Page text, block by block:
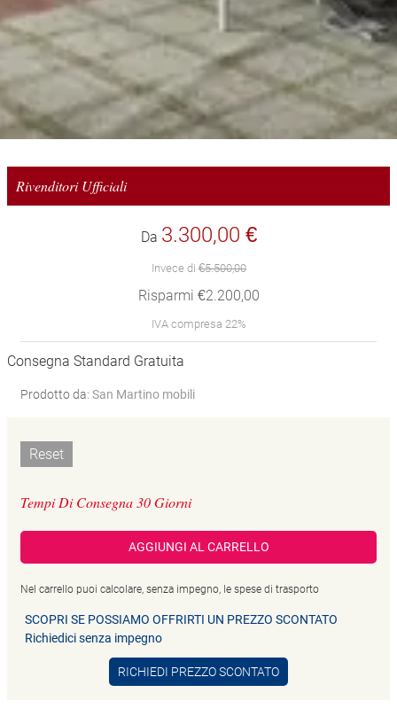
Rivenditori Ufficiali
Da 3.300,00 €
Invece di€5.500,00
Risparmi €2.200,00
IVA compresa 22%
Consegna Standard Gratuita
Prodotto da: San Martino mobili
Reset
Tempi Di Consegna 30 Giorni
AGGIUNGI AL CARRELLO
Nel carrello puoi calcolare, senza impegno, le spese di trasporto
SCOPRI SE POSSIAMO OFFRIRTI UN PREZZO SCONTATO
Richiedici senza impegno
RICHIEDI PREZZO SCONTATO